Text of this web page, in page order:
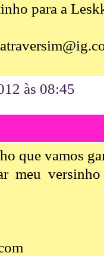
para a
às 08:45
que vamos
meu